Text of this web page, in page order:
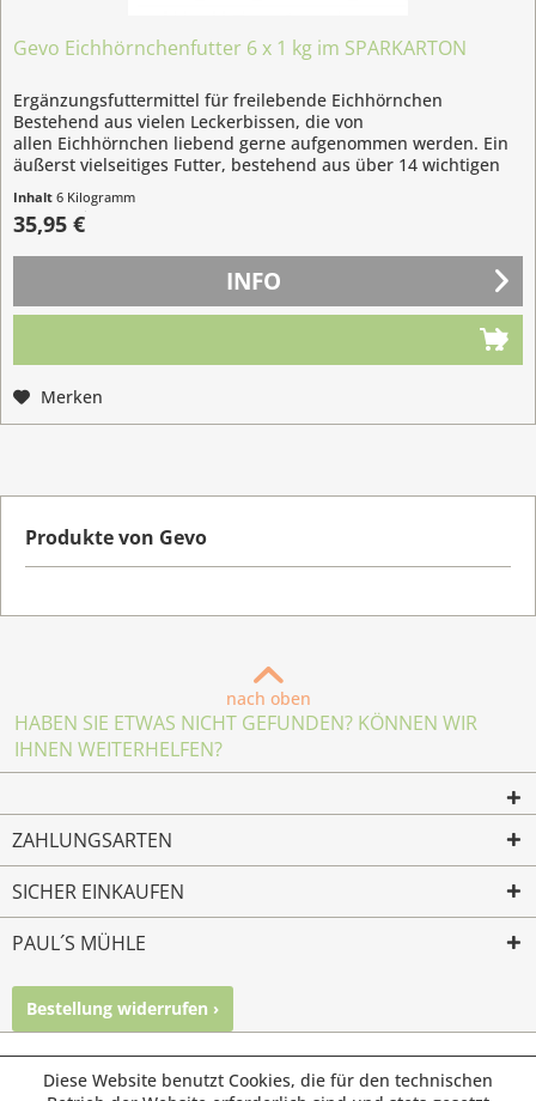
Gevo Eichhörnchenfutter 6 x 1 kg im SPARKARTON
Ergänzungsfuttermittel für freilebende Eichhörnchen
Bestehend aus vielen Leckerbissen, die von
allen Eichhörnchen liebend gerne aufgenommen werden. Ein
äußerst vielseitiges Futter, bestehend aus über 14 wichtigen
und bevorzugten...
Inhalt6 Kilogramm
(5,99 € / 1 Kilogramm)
35,95 €
INFO
Merken
Produkte von Gevo
nach oben
HABEN SIE ETWAS NICHT GEFUNDEN? KÖNNEN WIR
IHNEN WEITERHELFEN?
ZAHLUNGSARTEN
SICHER EINKAUFEN
PAUL´S MÜHLE
Bestellung widerrufen ›
© Paul's Mühle | Inhaber: Christof Paul e.K. | Westring 2 |
Diese Website benutzt Cookies, die für den technischen